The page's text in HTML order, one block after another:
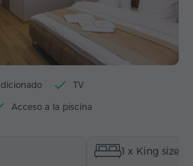
TV
Acceso a la piscina
de pelo Calefacción1 x King size